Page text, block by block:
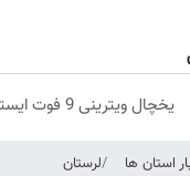
یخچال ویترینی 9 فوت ایستکول (جدید)
استان ها لرستان